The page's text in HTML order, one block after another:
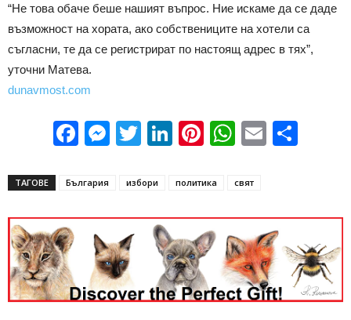
“Не това обаче беше нашият въпрос. Ние искаме да се даде
възможност на хората, ако собствениците на хотели са
съгласни, те да се регистрират по настоящ адрес в тях”,
уточни Матева.
dunavmost.com
Facebook
Messenger
Twitter
LinkedIn
Pinterest
WhatsApp
Email
ТАГОВЕ България избори политика свят